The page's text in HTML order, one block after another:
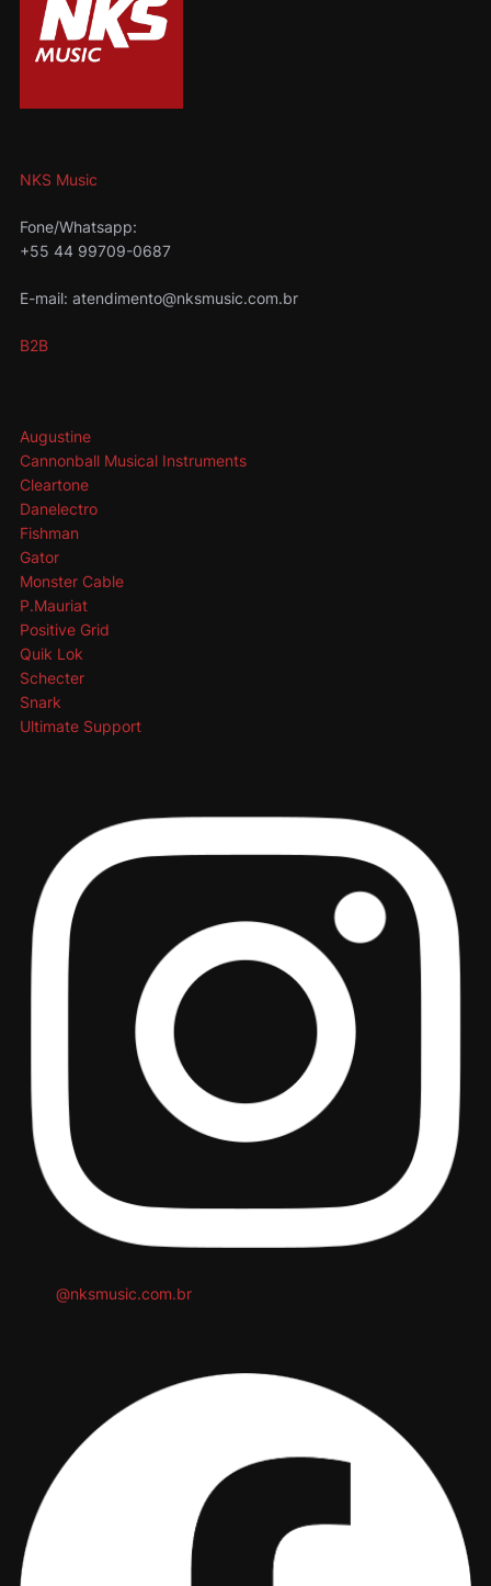
NKS Music
Fone/Whatsapp:
+55 44 99709-0687
E-mail: atendimento@nksmusic.com.br
B2B
Augustine
Cannonball Musical Instruments
Cleartone
Danelectro
Fishman
Gator
Monster Cable
P.Mauriat
Positive Grid
Quik Lok
Schecter
Snark
Ultimate Support
@nksmusic.com.br